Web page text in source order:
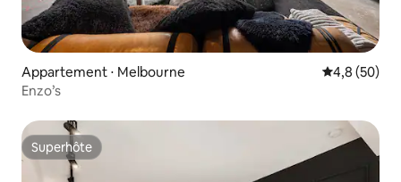
Appartement ⋅ Melbourne Évaluation
4,8 (50)
Enzo’s
Superhôte
Superhôte